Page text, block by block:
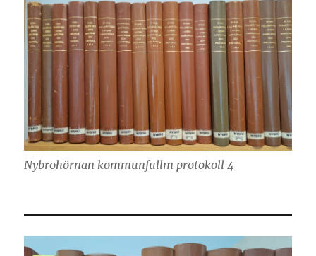
Nybrohörnan kommunfullm protokoll 4